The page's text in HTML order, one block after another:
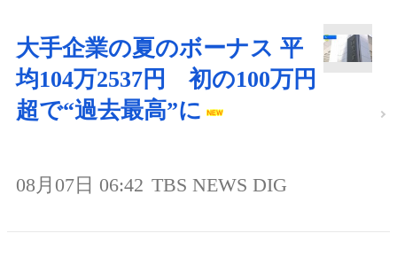
大手企業の夏のボーナス 平
均104万2537円 初の100万円
超で“過去最高”に
08月07日 06:42 TBS NEWS DIG